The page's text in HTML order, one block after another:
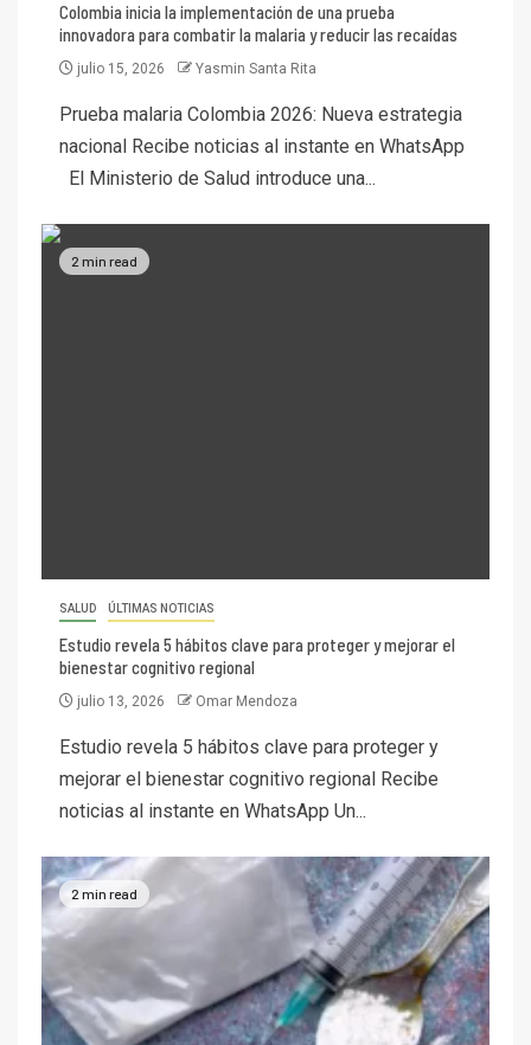
Colombia inicia la implementación de una prueba
innovadora para combatir la malaria y reducir las recaídas
julio 15, 2026 Yasmin Santa Rita
Prueba malaria Colombia 2026: Nueva estrategia
nacional Recibe noticias al instante en WhatsApp
El Ministerio de Salud introduce una...
2 min read
SALUD ÚLTIMAS NOTICIAS
Estudio revela 5 hábitos clave para proteger y mejorar el
bienestar cognitivo regional
julio 13, 2026 Omar Mendoza
Estudio revela 5 hábitos clave para proteger y
mejorar el bienestar cognitivo regional Recibe
noticias al instante en WhatsApp Un...
2 min read